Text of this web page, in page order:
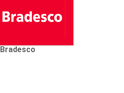
Bradesco